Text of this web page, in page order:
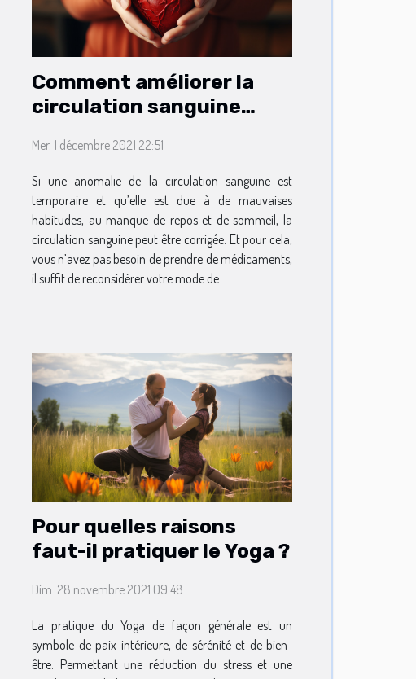
Comment améliorer la
circulation sanguine
Mer. 1 décembre 2021 22:51
Si une anomalie de la circulation sanguine est
temporaire et qu’elle est due à de mauvaises
habitudes, au manque de repos et de sommeil, la
circulation sanguine peut être corrigée. Et pour cela,
vous n’avez pas besoin de prendre de médicaments,
il suffit de reconsidérer votre mode de...
Pour quelles raisons
faut-il pratiquer le Yoga ?
Dim. 28 novembre 2021 09:48
La pratique du Yoga de façon générale est un
symbole de paix intérieure, de sérénité et de bien-
être. Permettant une réduction du stress et une